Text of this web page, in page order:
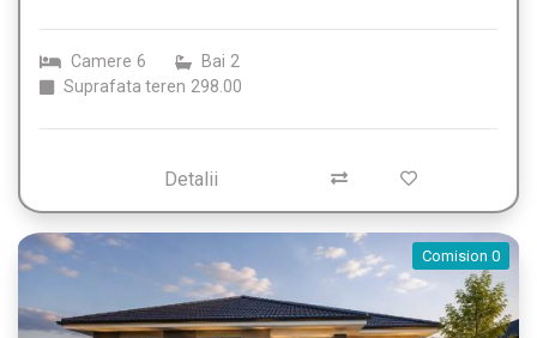
Camere 6 Bai 2
Suprafata teren 298.00
Detalii
Comision 0